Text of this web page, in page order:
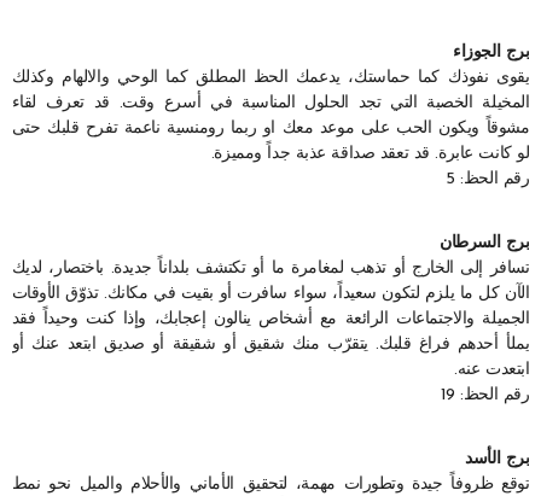
برج الجوزاء
يقوى نفوذك كما حماستك، يدعمك الحظ المطلق كما الوحي والالهام وكذلك
المخيلة الخصبة التي تجد الحلول المناسبة في أسرع وقت. قد تعرف لقاء
مشوقاً ويكون الحب على موعد معك او ربما رومنسية ناعمة تفرح قلبك حتى
لو كانت عابرة. قد تعقد صداقة عذبة جداً ومميزة.
رقم الحظ: 5
برج السرطان
تسافر إلى الخارج أو تذهب لمغامرة ما أو تكتشف بلداناً جديدة. باختصار، لديك
الآن كل ما يلزم لتكون سعيداً، سواء سافرت أو بقيت في مكانك. تذوّق الأوقات
الجميلة والاجتماعات الرائعة مع أشخاص ينالون إعجابك، وإذا كنت وحيداً فقد
يملأ أحدهم فراغ قلبك. يتقرّب منك شقيق أو شقيقة أو صديق ابتعد عنك أو
ابتعدت عنه.
رقم الحظ: 19
برج الأسد
توقع ظروفاً جيدة وتطورات مهمة، لتحقيق الأماني والأحلام والميل نحو نمط